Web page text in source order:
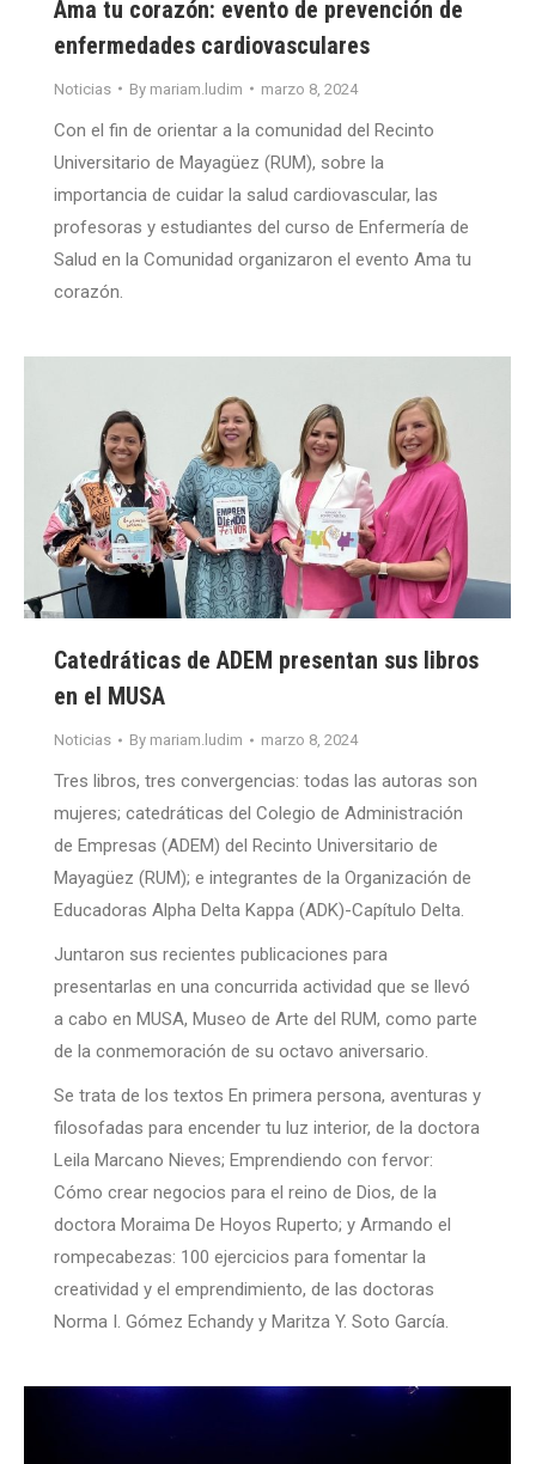
Ama tu corazón: evento de prevención de
enfermedades cardiovasculares
Noticias By mariam.ludim marzo 8, 2024
Con el fin de orientar a la comunidad del Recinto
Universitario de Mayagüez (RUM), sobre la
importancia de cuidar la salud cardiovascular, las
profesoras y estudiantes del curso de Enfermería de
Salud en la Comunidad organizaron el evento Ama tu
corazón.
Catedráticas de ADEM presentan sus libros
en el MUSA
Noticias By mariam.ludim marzo 8, 2024
Tres libros, tres convergencias: todas las autoras son
mujeres; catedráticas del Colegio de Administración
de Empresas (ADEM) del Recinto Universitario de
Mayagüez (RUM); e integrantes de la Organización de
Educadoras Alpha Delta Kappa (ADK)-Capítulo Delta.
Juntaron sus recientes publicaciones para
presentarlas en una concurrida actividad que se llevó
a cabo en MUSA, Museo de Arte del RUM, como parte
de la conmemoración de su octavo aniversario.
Se trata de los textos En primera persona, aventuras y
filosofadas para encender tu luz interior, de la doctora
Leila Marcano Nieves; Emprendiendo con fervor:
Cómo crear negocios para el reino de Dios, de la
doctora Moraima De Hoyos Ruperto; y Armando el
rompecabezas: 100 ejercicios para fomentar la
creatividad y el emprendimiento, de las doctoras
Norma I. Gómez Echandy y Maritza Y. Soto García.